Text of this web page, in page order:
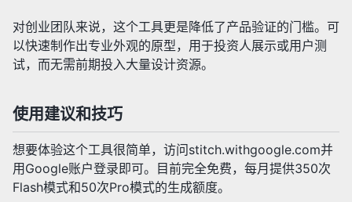
对创业团队来说，这个工具更是降低了产品验证的门槛。可
以快速制作出专业外观的原型，用于投资人展示或用户测
试，而无需前期投入大量设计资源。
使用建议和技巧
想要体验这个工具很简单，访问stitch.withgoogle.com并
用Google账户登录即可。目前完全免费，每月提供350次
Flash模式和50次Pro模式的生成额度。